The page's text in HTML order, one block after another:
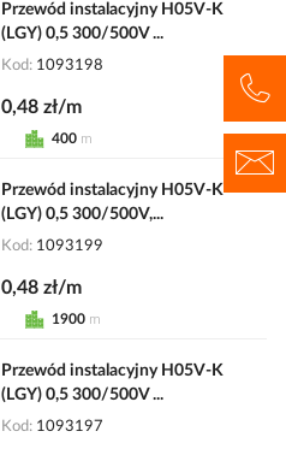
Przewód instalacyjny H05V-K
(LGY) 0,5 300/500V ...
Kod 1093198
0,48 zł/m
400 m
Przewód instalacyjny H05V-K
(LGY) 0,5 300/500V,...
Kod 1093199
0,48 zł/m
1900 m
Przewód instalacyjny H05V-K
(LGY) 0,5 300/500V ...
Kod 1093197